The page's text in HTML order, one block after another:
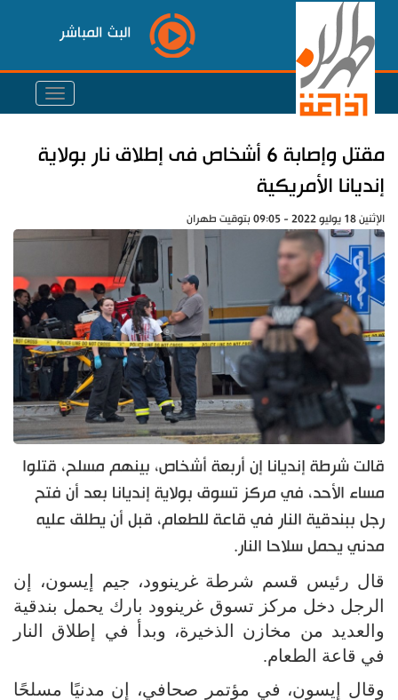
البث المباشر
مقتل وإصابة 6 أشخاص فى إطلاق نار بولاية
إنديانا الأمريكية
الإثنين 18 يوليو 2022 - 09:05 بتوقيت طهران
قالت شرطة إنديانا إن أربعة أشخاص، بينهم مسلح، قتلوا
مساء الأحد، في مركز تسوق بولاية إنديانا بعد أن فتح
رجل ببندقية النار في قاعة للطعام، قبل أن يطلق عليه
مدني يحمل سلاحا النار.
قال رئيس قسم شرطة غرينوود، جيم إيسون، إن
الرجل دخل مركز تسوق غرينوود بارك يحمل بندقية
والعديد من مخازن الذخيرة، وبدأ في إطلاق النار
في قاعة الطعام.
وقال إيسون، في مؤتمر صحافي، إن مدنيًا مسلحًا